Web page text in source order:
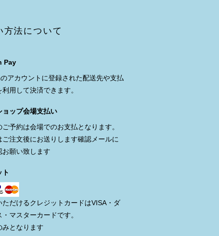
方法について
Pay
アカウントに登録された配送先や支払
利用して決済できます。
ョップ会場支払い
ご予約は会場でのお支払となります。
ご注文後にお送りします確認メールに
お願い致します
ト
ただけるクレジットカードはVISA・ダ
・マスターカードです。
みとなります